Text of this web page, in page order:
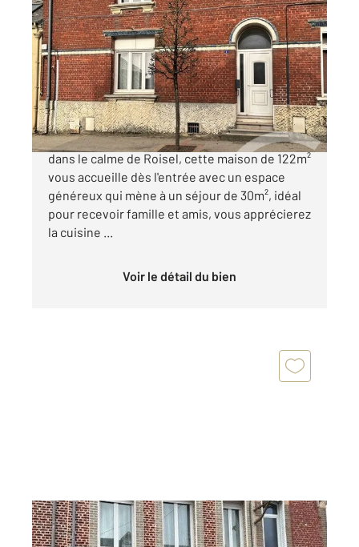
ROISEL 80
121,50 m2, 6 pièces
Ref : 13693
Maison à vendre
109 000 €
EN EXCLUSIVITE SECTEUR ROISEL Nichée
dans le calme de Roisel, cette maison de 122m²
vous accueille dès l'entrée avec un espace
généreux qui mène à un séjour de 30m², idéal
pour recevoir famille et amis, vous apprécierez
la cuisine ...
Voir le détail du bien
ST QUENTIN 02
163 m2, 6 pièces